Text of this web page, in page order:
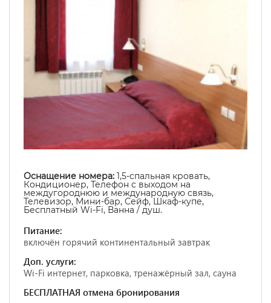
Оснащение номера: 1,5-спальная кровать,
Кондиционер, Телефон с выходом на
междугороднюю и международную связь,
Телевизор, Мини-бар, Сейф, Шкаф-купе,
Бесплатный Wi-Fi, Ванна / душ.
Питание:
включён горячий континентальный завтрак
Доп. услуги:
Wi-Fi интернет, парковка, тренажёрный зал, сауна
БЕСПЛАТНАЯ отмена бронирования